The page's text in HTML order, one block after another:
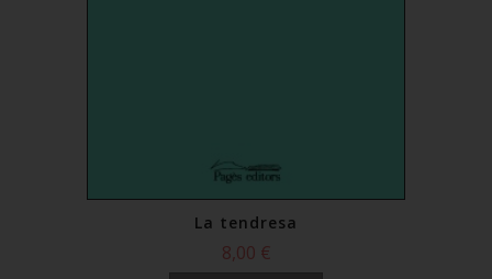
La tendresa
8,00 €